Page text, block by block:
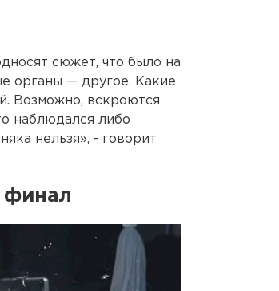
сюжет, что было на
органы — другое. Какие
Возможно, вскроются
наблюдался либо
нельзя», - говорит
финал